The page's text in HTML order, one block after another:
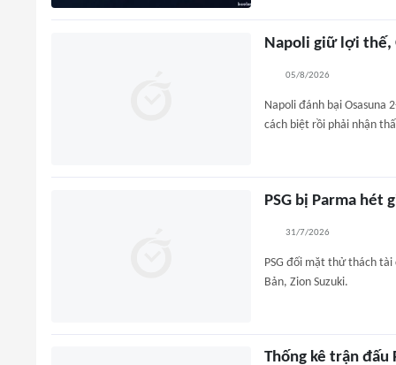
Napoli giữ lợi thế,
05/8/2026
Napoli đánh bại Osasuna
cách biệt rồi phải nhận
PSG bị Parma hét
31/7/2026
PSG đối mặt thử thách
Bản, Zion Suzuki.
Thống kê trận đấu